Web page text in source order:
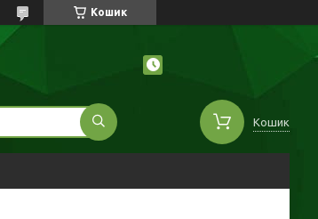
Кошик
Кошик